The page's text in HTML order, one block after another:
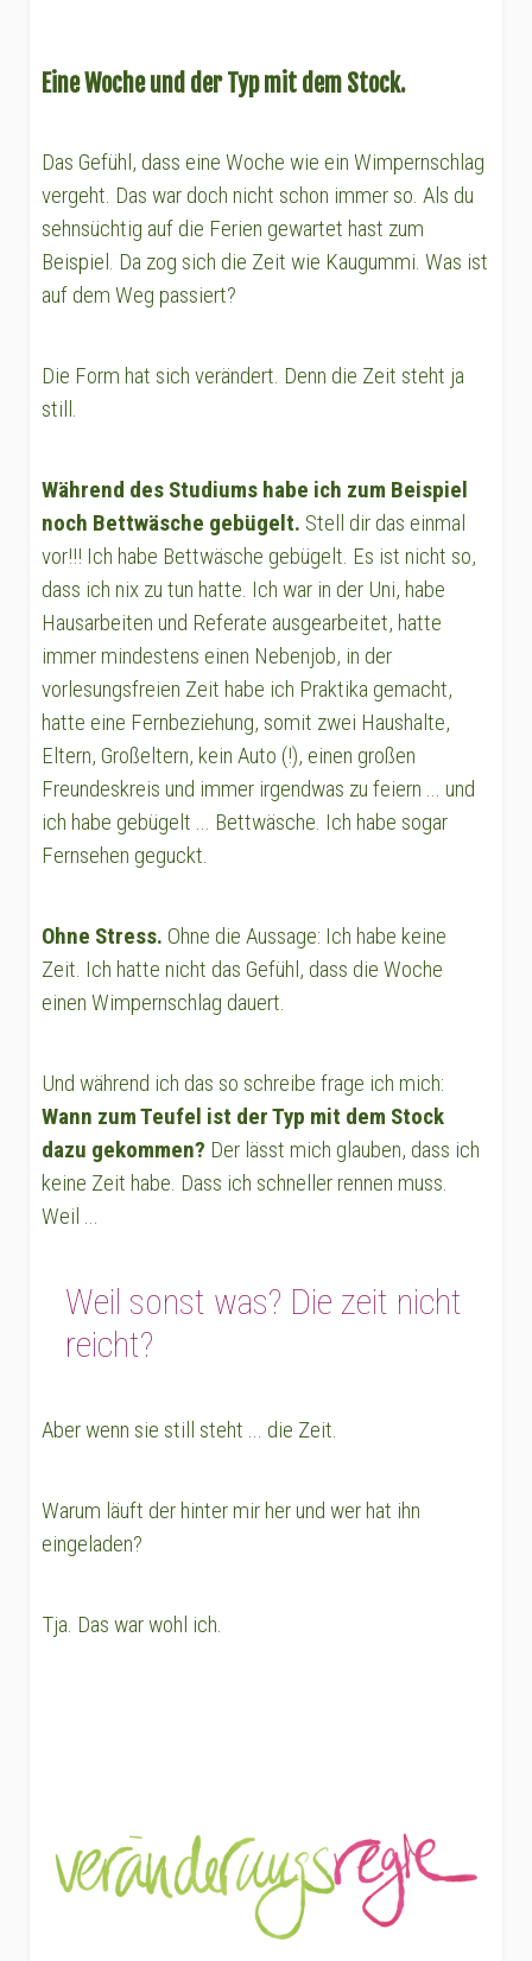
Eine Woche und der Typ mit dem Stock.
Das Gefühl, dass eine Woche wie ein Wimpernschlag
vergeht. Das war doch nicht schon immer so. Als du
sehnsüchtig auf die Ferien gewartet hast zum
Beispiel. Da zog sich die Zeit wie Kaugummi. Was ist
auf dem Weg passiert?
Die Form hat sich verändert. Denn die Zeit steht ja
still.
Während des Studiums habe ich zum Beispiel
noch Bettwäsche gebügelt. Stell dir das einmal
vor!!! Ich habe Bettwäsche gebügelt. Es ist nicht so,
dass ich nix zu tun hatte. Ich war in der Uni, habe
Hausarbeiten und Referate ausgearbeitet, hatte
immer mindestens einen Nebenjob, in der
vorlesungsfreien Zeit habe ich Praktika gemacht,
hatte eine Fernbeziehung, somit zwei Haushalte,
Eltern, Großeltern, kein Auto (!), einen großen
Freundeskreis und immer irgendwas zu feiern ... und
ich habe gebügelt ... Bettwäsche. Ich habe sogar
Fernsehen geguckt.
Ohne Stress. Ohne die Aussage: Ich habe keine
Zeit. Ich hatte nicht das Gefühl, dass die Woche
einen Wimpernschlag dauert.
Und während ich das so schreibe frage ich mich:
Wann zum Teufel ist der Typ mit dem Stock
dazu gekommen? Der lässt mich glauben, dass ich
keine Zeit habe. Dass ich schneller rennen muss.
Weil ...
Weil sonst was? Die zeit nicht
reicht?
Aber wenn sie still steht ... die Zeit.
Warum läuft der hinter mir her und wer hat ihn
eingeladen?
Tja. Das war wohl ich.